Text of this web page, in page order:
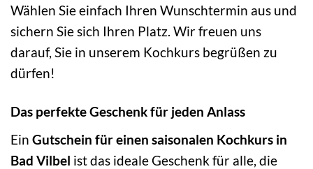
Wählen Sie einfach Ihren Wunschtermin aus und
sichern Sie sich Ihren Platz. Wir freuen uns
darauf, Sie in unserem Kochkurs begrüßen zu
dürfen!
Das perfekte Geschenk für jeden Anlass
Ein Gutschein für einen saisonalen Kochkurs in
Bad Vilbel ist das ideale Geschenk für alle, die